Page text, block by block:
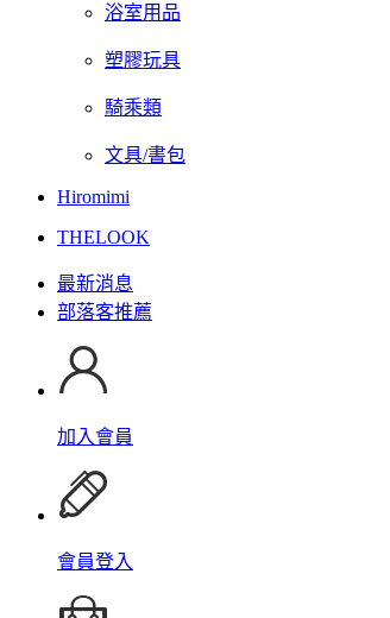
浴室用品
塑膠玩具
騎乘類
文具/書包
Hiromimi
THELOOK
最新消息
部落客推薦
加入會員
會員登入